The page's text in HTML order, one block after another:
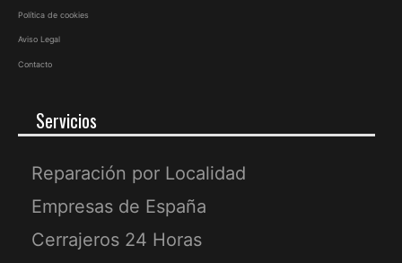
Política de cookies
Aviso Legal
Contacto
Servicios
Reparación por Localidad
Empresas de España
Cerrajeros 24 Horas